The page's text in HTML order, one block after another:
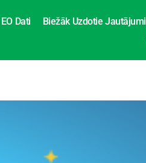
EO Dati Biežāk Uzdotie Jautājumi